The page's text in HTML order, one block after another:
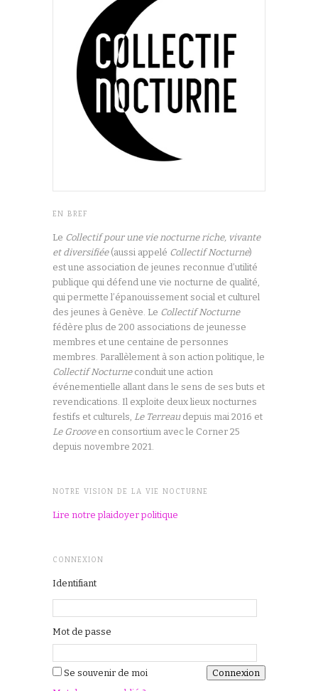
EN BREF
Le Collectif pour une vie nocturne riche, vivante
et diversifiée (aussi appelé Collectif Nocturne)
est une association de jeunes reconnue d’utilité
publique qui défend une vie nocturne de qualité,
qui permette l’épanouissement social et culturel
des jeunes à Genève. Le Collectif Nocturne
fédère plus de 200 associations de jeunesse
membres et une centaine de personnes
membres. Parallèlement à son action politique, le
Collectif Nocturneconduit une action
événementielle allant dans le sens de ses buts et
revendications. Il exploite deux lieux nocturnes
festifs et culturels, Le Terreau depuis mai 2016 et
Le Grooveen consortium avec le Corner 25
depuis novembre 2021.
NOTRE VISION DE LA VIE NOCTURNE
Lire notre plaidoyer politique
CONNEXION
Identifiant
Mot de passe
Se souvenir de moi